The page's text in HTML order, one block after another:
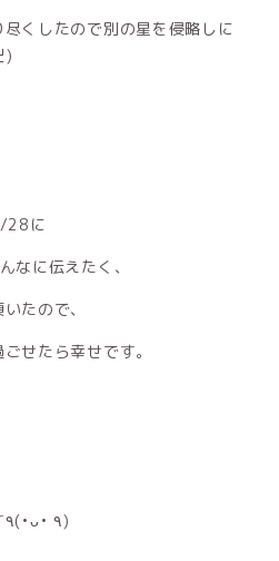
くしたので別の星を侵略しに
)
28に
なに伝えたく、
たので、
せたら幸せです。
よろしくおねがいします٩(•ᴗ• ٩)